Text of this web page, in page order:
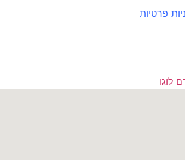
פרטיות